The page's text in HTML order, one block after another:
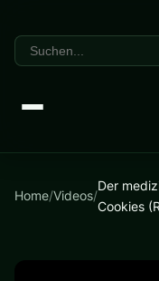
Home/Videos/
Der
Cookies